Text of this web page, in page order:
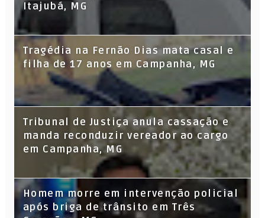
Itajubá, MG
Tragédia na Fernão Dias mata casal e
filha de 17 anos em Campanha, MG
Tribunal de Justiça anula cassação e
manda reconduzir vereador ao cargo
em Campanha, MG
Homem morre em intervenção policial
após briga de trânsito em Três